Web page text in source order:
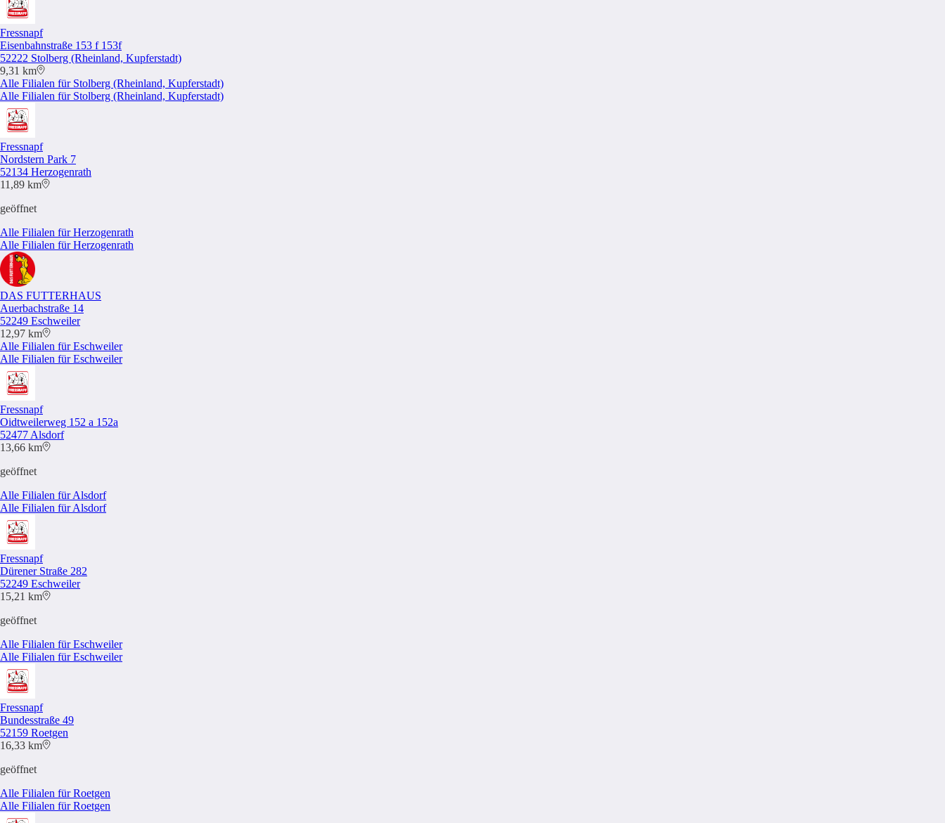
Fressnapf
Eisenbahnstraße 153 f 153f
52222 Stolberg (Rheinland, Kupferstadt)
9,31 km
Alle Filialen für Stolberg (Rheinland, Kupferstadt)
Alle Filialen für Stolberg (Rheinland, Kupferstadt)
Fressnapf
Nordstern Park 7
52134 Herzogenrath
11,89 km
geöffnet
Alle Filialen für Herzogenrath
Alle Filialen für Herzogenrath
DAS FUTTERHAUS
Auerbachstraße 14
52249 Eschweiler
12,97 km
Alle Filialen für Eschweiler
Alle Filialen für Eschweiler
Fressnapf
Oidtweilerweg 152 a 152a
52477 Alsdorf
13,66 km
geöffnet
Alle Filialen für Alsdorf
Alle Filialen für Alsdorf
Fressnapf
Dürener Straße 282
52249 Eschweiler
15,21 km
geöffnet
Alle Filialen für Eschweiler
Alle Filialen für Eschweiler
Fressnapf
Bundesstraße 49
52159 Roetgen
16,33 km
geöffnet
Alle Filialen für Roetgen
Alle Filialen für Roetgen